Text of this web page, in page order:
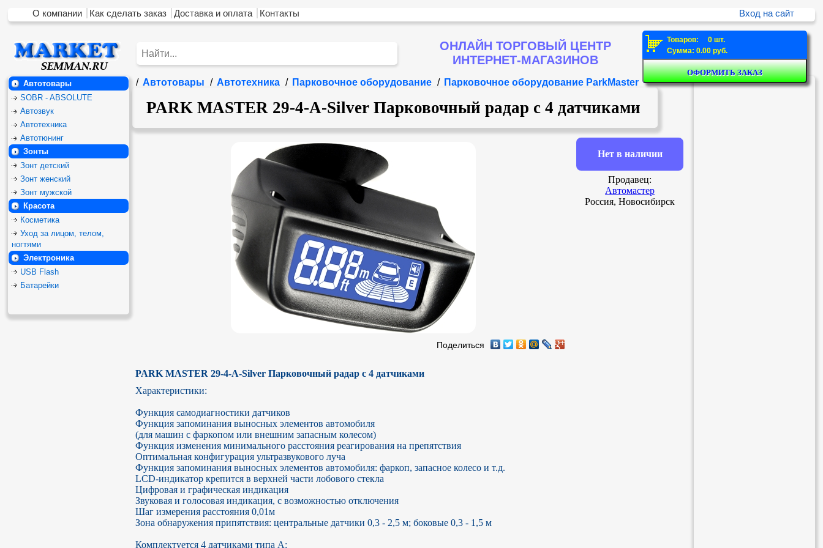
О компании Как сделать заказ Доставка и оплата Контакты Вход на сайт
ОНЛАЙН ТОРГОВЫЙ ЦЕНТР
ИНТЕРНЕТ-МАГАЗИНОВ
Товаров: 0 шт.
Сумма: 0.00 руб.
Автотовары
SOBR - ABSOLUTE
Автозвук
Автотехника
Автотюнинг
Зонты
Зонт детский
Зонт женский
Зонт мужской
Красота
Косметика
Уход за лицом, телом,
ногтями
Электроника
USB Flash
Батарейки
/ Автотовары / Автотехника / Парковочное оборудование / Парковочное оборудование ParkMaster
PARK MASTER 29-4-A-Silver Парковочный радар с 4 датчиками
Поделиться
PARK MASTER 29-4-A-Silver Парковочный радар с 4 датчиками
Характеристики:
Функция самодиагностики датчиков
Функция запоминания выносных элементов автомобиля
(для машин с фаркопом или внешним запасным колесом)
Функция изменения минимального расстояния реагирования на препятствия
Оптимальная конфигурация ультразвукового луча
Функция запоминания выносных элементов автомобиля: фаркоп, запасное колесо и т.д.
LCD-индикатор крепится в верхней части лобового стекла
Цифровая и графическая индикация
Звуковая и голосовая индикация, с возможностью отключения
Шаг измерения расстояния 0,01м
Зона обнаружения припятствия: центральные датчики 0,3 - 2,5 м; боковые 0,3 - 1,5 м
Комплектуется 4 датчиками типа А:
Нет в наличии
Продавец:
Автомастер
Россия, Новосибирск